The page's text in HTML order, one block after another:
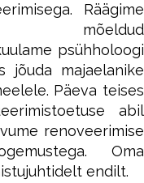
Räägime
mõeldud
psühholoogi
jõuda majaelanike
Päeva teises
abil
renoveerimise
Oma
endilt.